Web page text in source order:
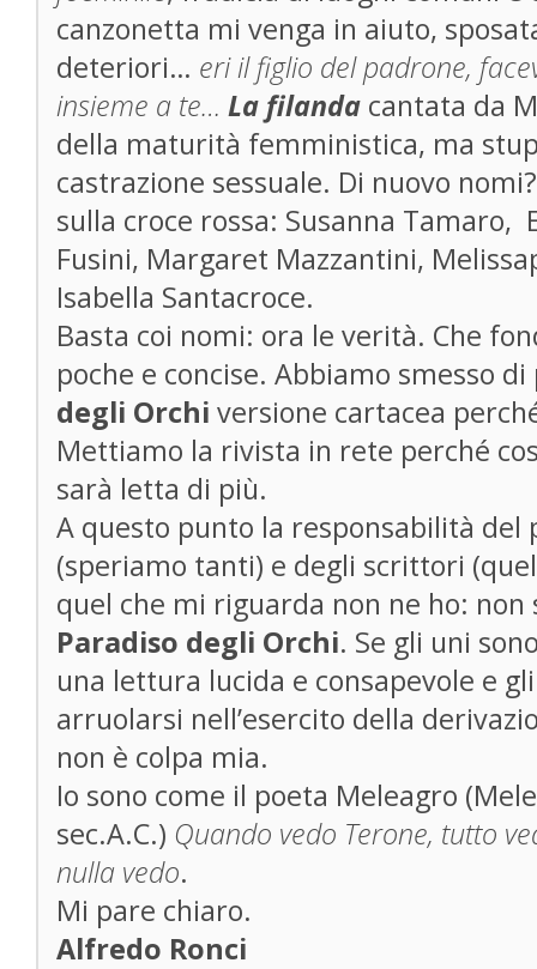
canzonetta mi venga in aiuto,
deteriori… eri il figlio del padrone,
insieme a te… La filanda cantata da
della maturità femministica, ma
castrazione sessuale. Di nuovo
sulla croce rossa: Susanna Tamaro,
Fusini, Margaret Mazzantini,
Isabella Santacroce.
Basta coi nomi: ora le verità. Che
poche e concise. Abbiamo smesso
degli Orchi versione cartacea
Mettiamo la rivista in rete perché
sarà letta di più.
A questo punto la responsabilità
(speriamo tanti) e degli scrittori
quel che mi riguarda non ne ho: non
Paradiso degli Orchi. Se gli uni
una lettura lucida e consapevole e
arruolarsi nell’esercito della
non è colpa mia.
Io sono come il poeta Meleagro
sec.A.C.) Quando vedo Terone, tutto
nulla vedo.
Mi pare chiaro.
Alfredo Ronci